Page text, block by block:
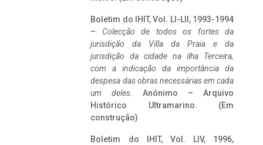
Boletim do IHIT, Vol. LI-LII, 1993-1994
– Colecção de todos os fortes da
jurisdição da Villa da Praia e da
jurisdição da cidade na ilha Terceira,
com a indicação da importância da
despesa das obras necessárias em cada
um deles. Anónimo – Arquivo
Histórico Ultramarino. (Em
construção)
Boletim do IHIT, Vol. LIV, 1996,